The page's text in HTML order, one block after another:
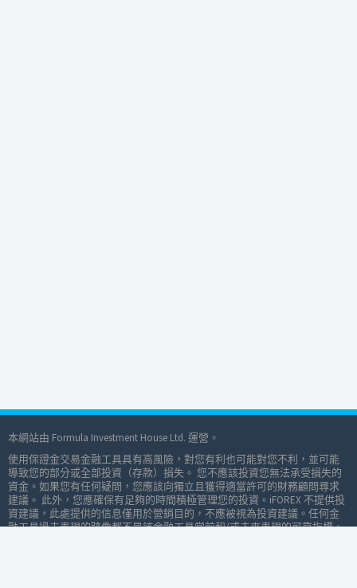
本網站由 Formula Investment House Ltd. 運營。
使用保證金交易金融工具具有高風險，對您有利也可能對您不利，並可能
導致您的部分或全部投資（存款）損失。 您不應該投資您無法承受損失的
資金。如果您有任何疑問，您應該向獨立且獲得適當許可的財務顧問尋求
建議。 此外，您應確保有足夠的時間積極管理您的投資。iFOREX 不提供投
資建議，此處提供的信息僅用於營銷目的，不應被視為投資建議。任何金
融工具過去表現的跡像都不是該金融工具當前和/或未來表現的可靠指標。